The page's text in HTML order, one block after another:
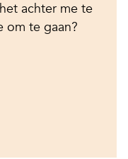
achter me te
om te gaan?